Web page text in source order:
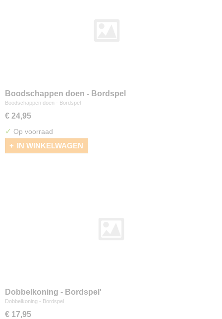
Boodschappen doen - Bordspel
Boodschappen doen - Bordspel
€ 24,95
✓ Op voorraad
IN WINKELWAGEN
Dobbelkoning - Bordspel'
Dobbelkoning - Bordspel
€ 17,95